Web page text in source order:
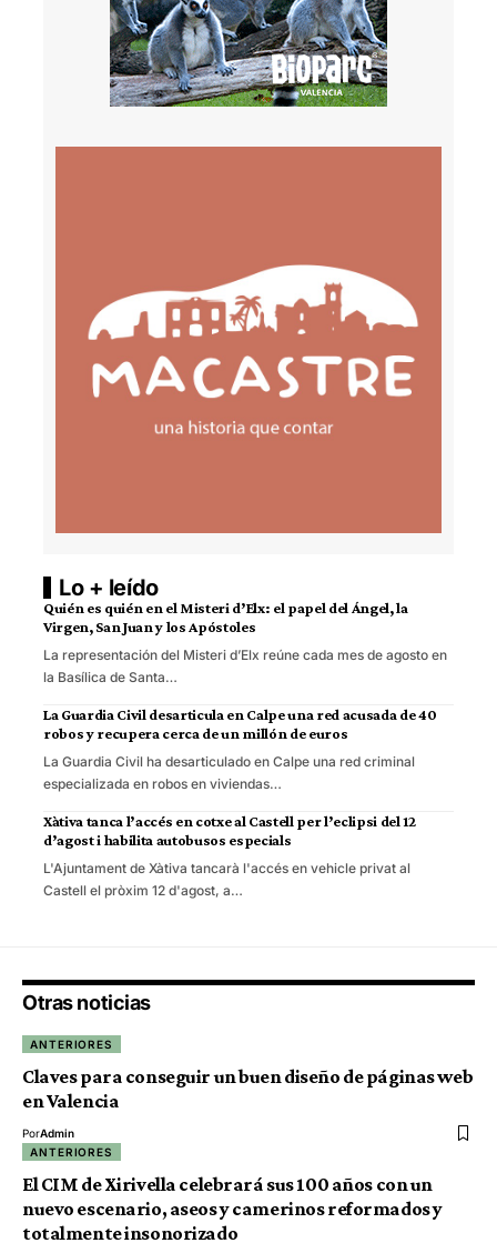
Lo + leído
Quién es quién en el Misteri d’Elx: el papel del Ángel, la
Virgen, San Juan y los Apóstoles
La representación del Misteri d’Elx reúne cada mes de agosto en
la Basílica de Santa…
La Guardia Civil desarticula en Calpe una red acusada de 40
robos y recupera cerca de un millón de euros
La Guardia Civil ha desarticulado en Calpe una red criminal
especializada en robos en viviendas…
Xàtiva tanca l’accés en cotxe al Castell per l’eclipsi del 12
d’agost i habilita autobusos especials
L'Ajuntament de Xàtiva tancarà l'accés en vehicle privat al
Castell el pròxim 12 d'agost, a…
Otras noticias
ANTERIORES
Claves para conseguir un buen diseño de páginas web
en Valencia
PorAdmin
ANTERIORES
El CIM de Xirivella celebrará sus 100 años con un
nuevo escenario, aseos y camerinos reformados y
totalmente insonorizado